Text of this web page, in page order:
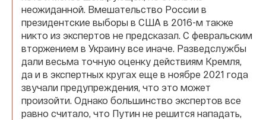
неожиданной. Вмешательство России в
президентские выборы в США в 2016-м также
никто из экспертов не предсказал. С февральским
вторжением в Украину все иначе. Разведслужбы
дали весьма точную оценку действиям Кремля,
да и в экспертных кругах еще в ноябре 2021 года
звучали предупреждения, что это может
произойти. Однако большинство экспертов все
равно считало, что Путин не решится нападать,